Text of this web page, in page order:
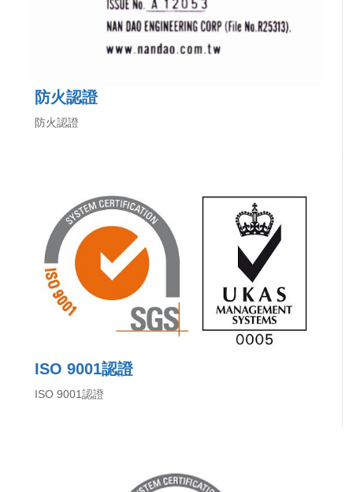
防火認證
防火認證
ISO 9001認證
ISO 9001認證